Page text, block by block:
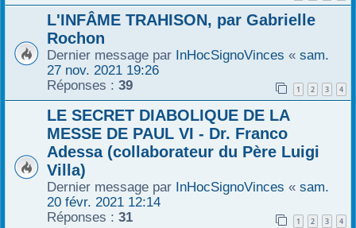
r
L'INFÂME TRAHISON, par Gabrielle
Rochon
Dernier message par InHocSignoVinces « sam.
27 nov. 2021 19:26
Réponses : 39 1 2 3 4
LE SECRET DIABOLIQUE DE LA
MESSE DE PAUL VI - Dr. Franco
Adessa (collaborateur du Père Luigi
Villa)
Dernier message par InHocSignoVinces « sam.
20 févr. 2021 12:14
Réponses : 31 1 2 3 4